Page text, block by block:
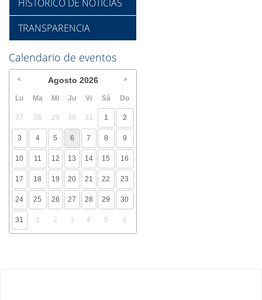
HISTÓRICO DE NOTICIAS
TRANSPARENCIA
Calendario de eventos
Agosto 2026
Lu Ma Mi Ju Vi Sá Do
27 28 29 30 31 1 2
3 4 5 6 7 8 9
10 11 12 13 14 15 16
17 18 19 20 21 22 23
24 25 26 27 28 29 30
31 1 2 3 4 5 6